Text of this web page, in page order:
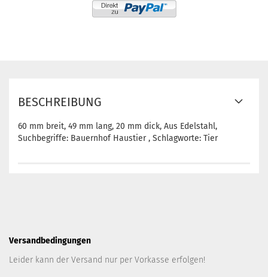
BESCHREIBUNG
60 mm breit, 49 mm lang, 20 mm dick, Aus Edelstahl,
Suchbegriffe: Bauernhof Haustier , Schlagworte: Tier
Versandbedingungen
Leider kann der Versand nur per Vorkasse erfolgen!